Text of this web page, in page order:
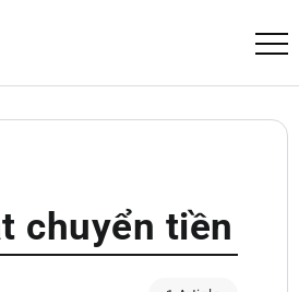
chuyển tiền